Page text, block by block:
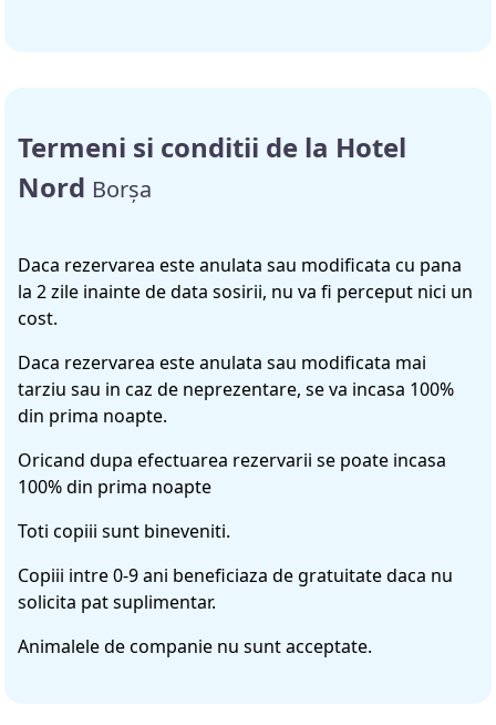
Termeni si conditii de la Hotel
Nord Borșa
Daca rezervarea este anulata sau modificata cu pana
la 2 zile inainte de data sosirii, nu va fi perceput nici un
cost.
Daca rezervarea este anulata sau modificata mai
tarziu sau in caz de neprezentare, se va incasa 100%
din prima noapte.
Oricand dupa efectuarea rezervarii se poate incasa
100% din prima noapte
Toti copiii sunt bineveniti.
Copiii intre 0-9 ani beneficiaza de gratuitate daca nu
solicita pat suplimentar.
Animalele de companie nu sunt acceptate.